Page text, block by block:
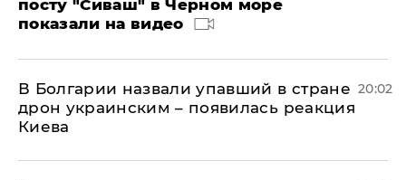
посту "Сиваш" в Черном море
показали на видео
В Болгарии назвали упавший в стране
дрон украинским – появилась реакция
Киева
20:02